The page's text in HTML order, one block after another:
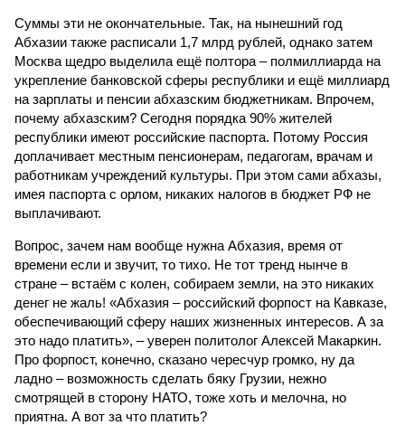
Суммы эти не окончательные. Так, на нынешний год
Абхазии также расписали 1,7 млрд рублей, однако затем
Москва щедро выделила ещё полтора – полмиллиарда на
укрепление банковской сферы республики и ещё миллиард
на зарплаты и пенсии абхазским бюджетникам. Впрочем,
почему абхазским? Сегодня порядка 90% жителей
республики имеют российские паспорта. Потому Россия
доплачивает местным пенсионерам, педагогам, врачам и
работникам учреждений культуры. При этом сами абхазы,
имея паспорта с орлом, никаких налогов в бюджет РФ не
выплачивают.
Вопрос, зачем нам вообще нужна Абхазия, время от
времени если и звучит, то тихо. Не тот тренд нынче в
стране – встаём с колен, собираем земли, на это никаких
денег не жаль! «Абхазия – российский форпост на Кавказе,
обеспечивающий сферу наших жизненных интересов. А за
это надо платить», – уверен политолог Алексей Макаркин.
Про форпост, конечно, сказано чересчур громко, ну да
ладно – возможность сделать бяку Грузии, нежно
смотрящей в сторону НАТО, тоже хоть и мелочна, но
приятна. А вот за что платить?